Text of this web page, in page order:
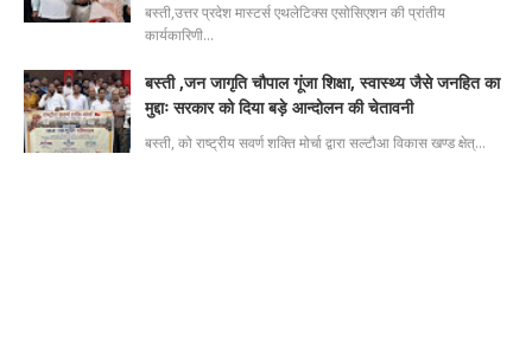
बस्ती,उत्तर प्रदेश मास्टर्स एथलेटिक्स एसोसिएशन की प्रांतीय
कार्यकारिणी…
बस्ती ,जन जागृति चौपाल गूंजा शिक्षा, स्वास्थ्य जैसे जनहित का
मुद्दाः सरकार को दिया बड़े आन्दोलन की चेतावनी
बस्ती, को राष्ट्रीय सवर्ण शक्ति मोर्चा द्वारा सल्टौआ विकास खण्ड क्षेत्…